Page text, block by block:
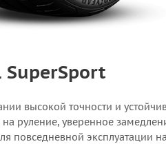
SuperSport
высокой точности и
руление, уверенное
повседневной эксплуатации